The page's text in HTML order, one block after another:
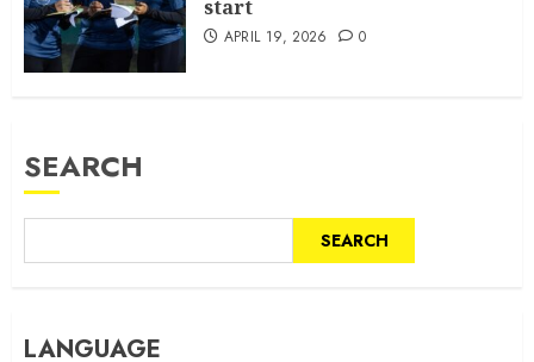
start
APRIL 19, 2026 0
SEARCH
SEARCH
LANGUAGE